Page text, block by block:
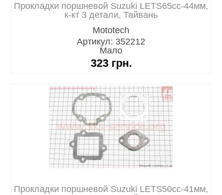
Прокладки поршневой Suzuki LETS65cc-44мм,
к-кт 3 детали, Тайвань
Mototech
Артикул: 352212
Мало
323 грн.
Прокладки поршневой Suzuki LETS50cc-41мм,